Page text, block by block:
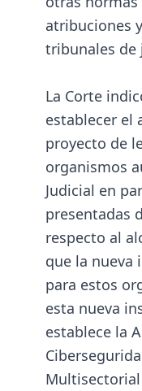
atribuciones
tribunales de
La Corte
establecer el
proyecto de
organismos
Judicial en
presentadas
respecto al
que la nueva
para estos
esta nueva
establece la